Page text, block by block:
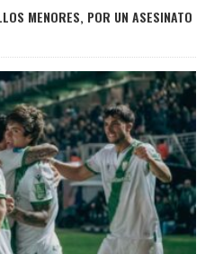
MENORES, POR UN ASESINATO